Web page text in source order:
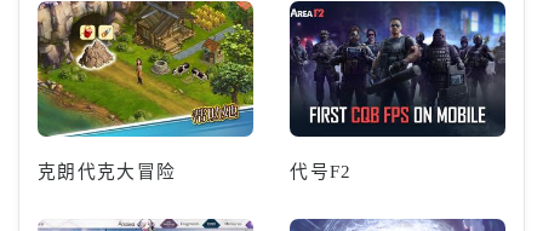
克朗代克大冒险 代号F2